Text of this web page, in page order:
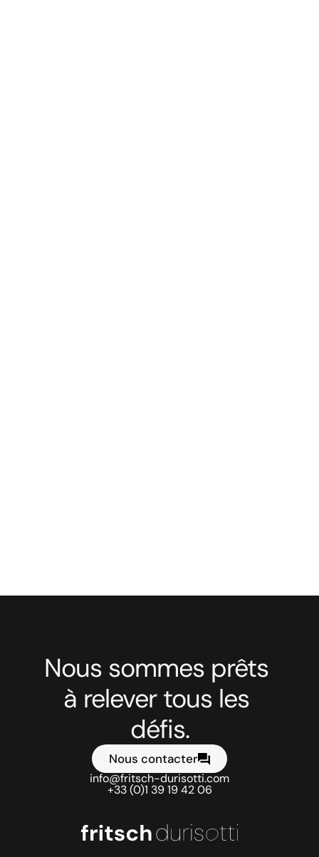
Nous sommes prêts
à relever tous les
défis.
Nous contacter
info@fritsch-durisotti.com
+33 (0)1 39 19 42 06